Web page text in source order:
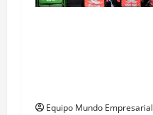
Equipo Mundo Empresarial